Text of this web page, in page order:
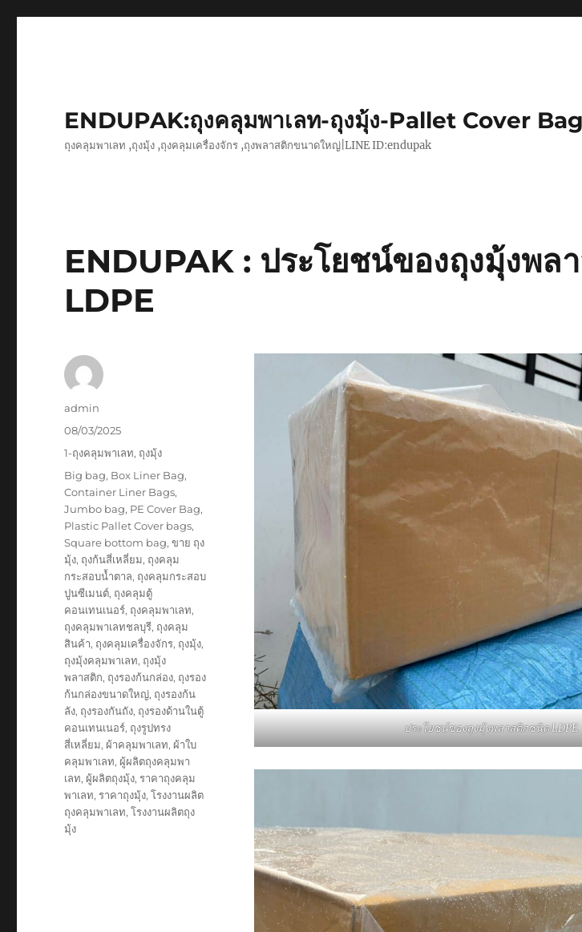
ENDUPAK:ถุงคลุมพาเลท-ถุงมุ้ง-Pallet Cover
ถุงคลุมพาเลท ,ถุงมุ้ง ,ถุงคลุมเครื่องจักร ,ถุงพลาสติกขนาดใหญ่|LINE ID:endupak
ENDUPAK : ประโยชน์ของถุงมุ้งพล
LDPE
ประโยชน์ของถุงมุ้งพลาสติกชนิด LDPE
Author
admin
Posted
08/03/2025
Categories
1-ถุงคลุมพาเลท, ถุงมุ้ง
Tags
Big bag, Box Liner Bag,
Container Liner Bags,
Jumbo bag, PE Cover Bag,
Plastic Pallet Cover bags,
Square bottom bag,ขาย ถุง
มุ้ง, ถุงก้นสี่เหลี่ยม, ถุงคลุม
กระสอบน้ำตาล, ถุงคลุมกระสอบ
ปูนซีเมนต์, ถุงคลุมตู้
คอนเทนเนอร์, ถุงคลุมพาเลท,
ถุงคลุมพาเลทชลบุรี, ถุงคลุม
สินค้า, ถุงคลุมเครื่องจักร, ถุงมุ้ง,
ถุงมุ้งคลุมพาเลท, ถุงมุ้ง
พลาสติก, ถุงรองก้นกล่อง, ถุงรอง
ก้นกล่องขนาดใหญ่, ถุงรองก้น
ลัง, ถุงรองกันถัง, ถุงรองด้านในตู้
คอนเทนเนอร์, ถุงรูปทรง
สี่เหลี่ยม, ผ้าคลุมพาเลท, ผ้าใบ
คลุมพาเลท, ผู้ผลิตถุงคลุมพา
เลท, ผู้ผลิตถุงมุ้ง,ราคาถุงคลุม
พาเลท,ราคาถุงมุ้ง,โรงงานผลิต
ถุงคลุมพาเลท,โรงงานผลิตถุง
มุ้ง